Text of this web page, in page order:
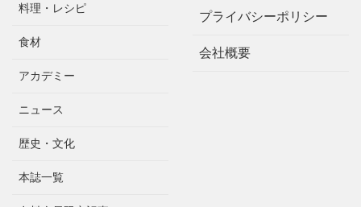
料理・レシピ
食材
アカデミー
ニュース
歴史・文化
本誌一覧
プライバシーポリシー
会社概要